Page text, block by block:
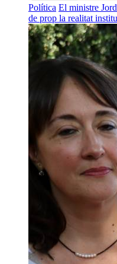
Política El ministre
de prop la realitat